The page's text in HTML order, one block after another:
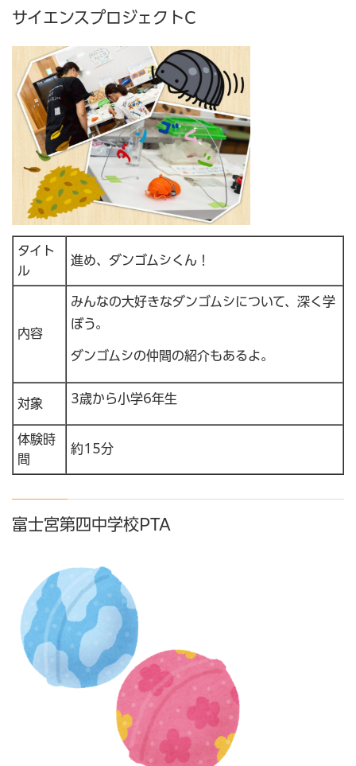
サイエンスプロジェクトC
タイト
ル
進め、ダンゴムシくん！
内容
みんなの大好きなダンゴムシについて、深く学
ぼう。
ダンゴムシの仲間の紹介もあるよ。
対象 3歳から小学6年生
体験時
間
約15分
富士宮第四中学校PTA